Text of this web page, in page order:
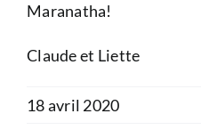
Maranatha!
Claude et Liette
18 avril 2020